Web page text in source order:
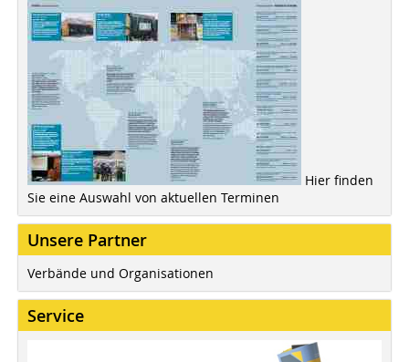
Hier finden
Sie eine Auswahl von aktuellen Terminen
Unsere Partner
Verbände und Organisationen
Service